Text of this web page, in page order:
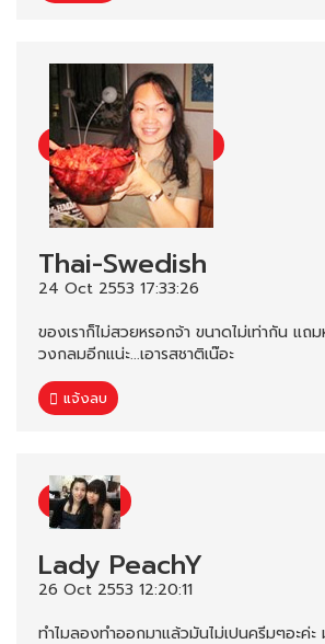
Thai-Swedish
24 Oct 2553 17:33:26
ของเราก็ไม่สวยหรอกจ้า ขนาดไม่เท่ากัน แถ
วงกลมอีกแน่ะ...เอารสชาติเน๊อะ
แจ้งลบ
Lady PeachY
26 Oct 2553 12:20:11
ทำไมลองทำออกมาแล้วมันไม่เปนครีมๆอะค่ะ